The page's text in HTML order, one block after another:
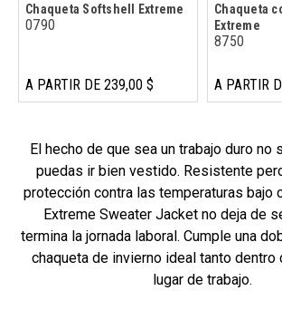
Chaqueta Softshell Extreme
0790
A PARTIR DE 239,00 $
Chaqueta
Extreme
8750
A PARTIR
El hecho de que sea un trabajo duro no
puedas ir bien vestido. Resistente
protección contra las temperaturas bajo
Extreme Sweater Jacket no deja de
termina la jornada laboral. Cumple una
chaqueta de invierno ideal tanto dentro
lugar de trabajo.